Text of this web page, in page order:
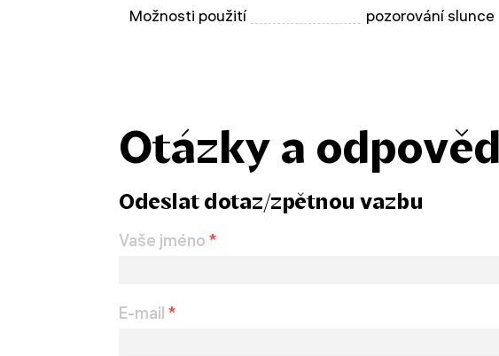
Možnosti použití
pozorování slunce
Otázky a
Odeslat dotaz/zpětnou vazbu
Vaše jméno *
E-mail *